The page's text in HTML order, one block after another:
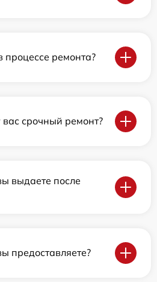
процессе ремонта?
срочный ремонт?
выдаете после
предоставляете?